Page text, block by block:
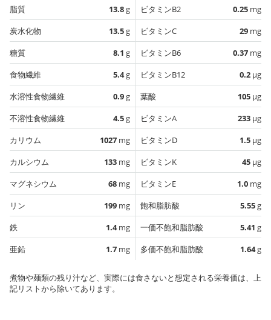
脂質
13.8g
炭水化物
13.5g
糖質
8.1 g
食物繊維
5.4g
水溶性食物繊維
0.9g
不溶性食物繊維
4.5g
カリウム
1027 mg
カルシウム
133 mg
マグネシウム
68 mg
リン
199 mg
鉄
1.4mg
亜鉛
1.7 mg
ビタミンB2
0.25 mg
ビタミンC
29 mg
ビタミンB6
0.37 mg
ビタミンB12
0.2 µg
葉酸
105 µg
ビタミンA
233 µg
ビタミンD
1.5 µg
ビタミンK
45 µg
ビタミンE
1.0 mg
飽和脂肪酸
5.55g
一価不飽和脂肪酸
5.41 g
多価不飽和脂肪酸
1.64g
煮物や麺類の残り汁など、実際には食さないと想定される栄養価は、上
記リストから除いてあります。